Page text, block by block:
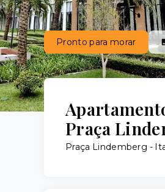
Pronto para morar
Praça
Praça Lindemberg -